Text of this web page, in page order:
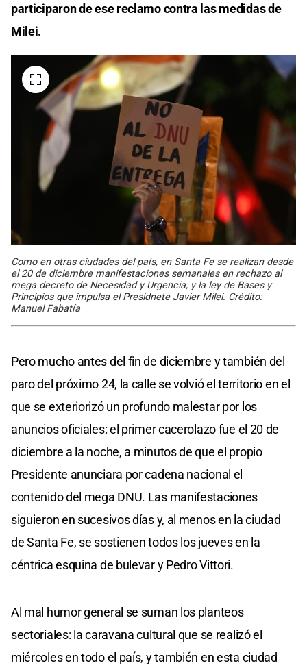
participaron de ese reclamo contra las medidas de
Milei.
Como en otras ciudades del país, en Santa Fe se realizan desde
el 20 de diciembre manifestaciones semanales en rechazo al
mega decreto de Necesidad y Urgencia, y la ley de Bases y
Principios que impulsa el Presidnete Javier Milei. Crédito:
Manuel Fabatía
Pero mucho antes del fin de diciembre y también del
paro del próximo 24, la calle se volvió el territorio en el
que se exteriorizó un profundo malestar por los
anuncios oficiales: el primer cacerolazo fue el 20 de
diciembre a la noche, a minutos de que el propio
Presidente anunciara por cadena nacional el
contenido del mega DNU. Las manifestaciones
siguieron en sucesivos días y, al menos en la ciudad
de Santa Fe, se sostienen todos los jueves en la
céntrica esquina de bulevar y Pedro Vittori.
Al mal humor general se suman los planteos
sectoriales: la caravana cultural que se realizó el
miércoles en todo el país, y también en esta ciudad